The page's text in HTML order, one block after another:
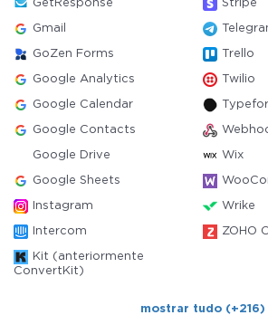
GetResponse Stripe
Gmail
GoZen Forms Trello
Google Analytics Twilio
Google Calendar
Google Contacts
Google Drive Wix
Google Sheets
Instagram Wrike
Intercom ZOHO
Kit (anteriormente
ConvertKit)
mostrar tudo (+216)